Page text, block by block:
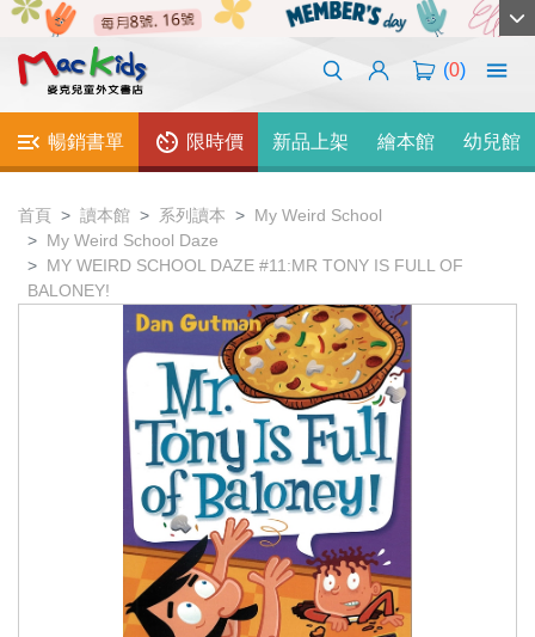
(0)
暢銷書單 限時價 新品上架 繪本館 幼兒館
首頁 讀本館 系列讀本
My Weird School
My Weird School Daze
MY WEIRD SCHOOL DAZE #11:MR TONY IS FULL OF
BALONEY!